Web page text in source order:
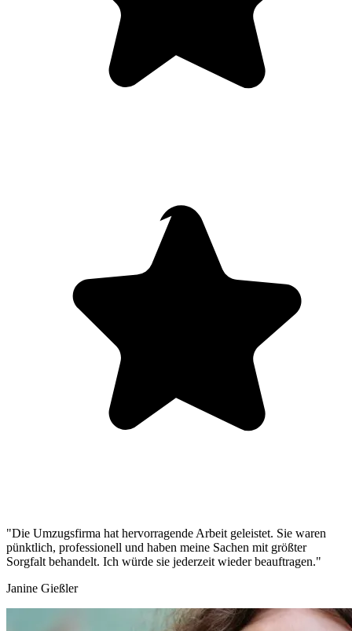
"Die Umzugsfirma hat hervorragende Arbeit geleistet. Sie waren
pünktlich, professionell und haben meine Sachen mit größter
Sorgfalt behandelt. Ich würde sie jederzeit wieder beauftragen."
Janine Gießler